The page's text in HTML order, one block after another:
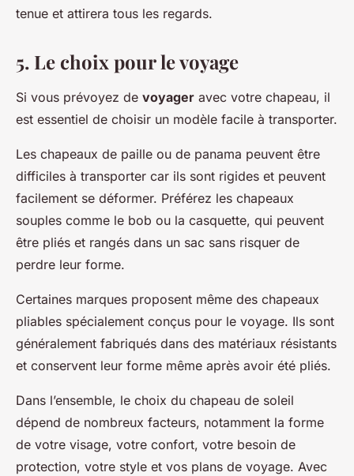
tenue et attirera tous les regards.
5. Le choix pour le voyage
Si vous prévoyez de voyager avec votre chapeau, il
est essentiel de choisir un modèle facile à transporter.
Les chapeaux de paille ou de panama peuvent être
difficiles à transporter car ils sont rigides et peuvent
facilement se déformer. Préférez les chapeaux
souples comme le bob ou la casquette, qui peuvent
être pliés et rangés dans un sac sans risquer de
perdre leur forme.
Certaines marques proposent même des chapeaux
pliables spécialement conçus pour le voyage. Ils sont
généralement fabriqués dans des matériaux résistants
et conservent leur forme même après avoir été pliés.
Dans l’ensemble, le choix du chapeau de soleil
dépend de nombreux facteurs, notamment la forme
de votre visage, votre confort, votre besoin de
protection, votre style et vos plans de voyage. Avec